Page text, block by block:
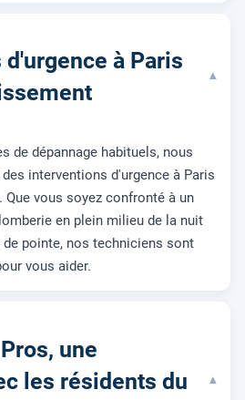
à Paris
▾
de dépannage habituels, nous
interventions d'urgence à Paris
vous soyez confronté à un
en plein milieu de la nuit
pointe, nos techniciens sont
vous aider.
une
les résidents du
▾